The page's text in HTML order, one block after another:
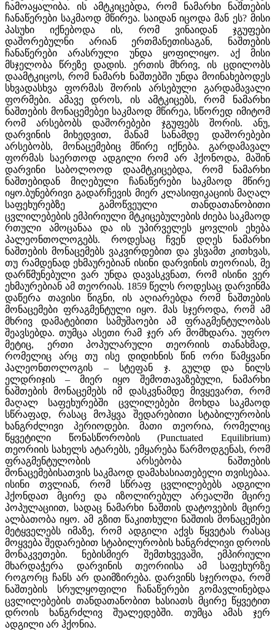
ჩამოაყალიბა. ის ამტკიცებდა, რომ ნამარხი ნაშთების
ჩანაწერები საკმაოდ მწირეა. საიდან იცოდა მან ეს? მისი
პასუხი იქნებოდა ის, რომ ვინაიდან ჯგუფები
დაშორებულნი არიან ერთმანეთისაგან, ნაშთების
ჩანაწერები არასრული უნდა ყოფილიყო. აქ მისი
მსჯელობა წრეზე დადის. ერთის მხრივ, ის ცდილობს
დაამტკიცოს, რომ ნამარხ ნაშთებში უნდა მოინახებოდეს
სხვადასხვა ფორმას შორის არსებული გარდამავალი
ფორმები. ამავე დროს, ის ამტკიცებს, რომ ნამარხი
ნაშთების მონაცემებეი საკმაოდ მწირეა, სწორედ იმიტომ
რომ არსებობს დაშორებები ჯგუფებს შორის. ანუ,
დარვინის მიხედვით, მანამ სანამდე დაშორებები
არსებობს, მონაცემებიც მწირე იქნება. გარდამავალ
ფორმას საერთოდ ადგილი რომ არ ჰქონოდა, მაშინ
დარვინი საბოლოოდ დაამტკიცებდა, რომ ნამარხი
ნაშთებიდან მიღებული ჩანაწერები საკმაოდ მწირე
იყო.ბუნებრივი გადარჩევის მიერ კლასიფიკაციის მაღალ
საფეხურებზე გამოწვეული თანდათანობითი
ცვლილებების ემპირიული მტკიცებულების ძიება საკმაოდ
რთული ამოცანაა და ის უპირველეს ყოვლის ეხება
პალეონთოლოგებს. როდესაც ჩვენ დღეს ნამარხი
ნაშთების მონაცემებს ვაკვირდებით და ვსვამთ კითხვას,
თუ რამდენად ეხმაურებიან ისინი დარვინის თეორიას, მე
დარწმუნებული ვარ უნდა დავასკვნათ, რომ ისინი ვერ
ეხმაურებიან ამ თეორიას. 1859 წელს როდესაც დარვინმა
დაწერა თავისი წიგნი, ის აღიარებდა რომ ნაშთების
მონაცემები ფრაგმენტული იყო. მას სჯეროდა, რომ ამ
მხრივ დამატებითი სამუშაოები ამ ფრაგმენტულობას
შეავსებდა. თუმცა ასეთი რამ ჯერ არ მომხდარა. უფრო
მეტიც, ერთი პოპულარული თეორიის თანახმად,
რომელიც არც თუ ისე დიდიხნის წინ ორი წამყვანი
პალეონთოლოგის – სტეფან ჯ. გულდ და ნილს
ელდრიჯის – მიერ იყო შემოთავაზებული, ნამარხი
ნაშთების მონაცემებს იმ დასკვნამდე მივყევართ, რომ
მაღალ საფეხურებში ცვლილებები მოხდა საკმაოდ
სწრაფად, რასაც მოჰყვა შედარებითი სტაბილურობის
ხანგრძლივი პერიოდები. მათი თეორია, რომელიც
წყვეტილი წონასწორობის (Punctuated Equilibrium)
თეორიის სახელს ატარებს, ემყარება წარმოდგენას, რომ
ფრაგმენტულობის არსებობა ნაშთების
მონაცემებისათვის საკმაოდ დამახასიათებელი თვისებაა.
ისინი თვლიან, რომ სწრაფ ცვლილებებს ადგილი
ჰქონდათ მცირე და იზოლირებულ არეალში მცირე
პოპულაციით, სადაც ნამარხი ნაშთის დატოვების მცირე
ალბათობა იყო. ამ გზით წაკითხული ნაშთის მონაცემები
მეტყველებს იმაზე, რომ ადგილი აქვს წყვეტას რასაც
მოყვება შედარებით სტაბილურობის ხანგრძლივი დროის
მონაკვეთები. ნებისმიერ შემთხვევაში, ემპირიული
მხარდაჭერა დარვინის თეორიისა ამ საფეხურზე
როგორც ჩანს არ დაიმზირება. დარვინს სჯეროდა, რომ
ნაშთების სრულყოფილი ჩანაწერები გომავლინებდა
ცვლილებების თანდათანობით ხასიათს მცირე წყვეტით
დროის ხანგრძლივ შუალედებში. თუმცა ამას ჯერ
ადგილი არ ჰქონია.